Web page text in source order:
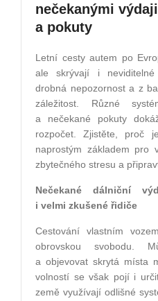
nečekanými
a pokuty
Letní cesty autem po
ale skrývají i
drobná nepozornost a z
záležitost. Různé
a nečekané pokuty
rozpočet. Zjistěte, proč
naprostým základem pro
zbytečného stresu a
Nečekané dálniční
i velmi zkušené řidiče
Cestování vlastním
obrovskou svobodu.
a objevovat skrytá místa
volností se však pojí i
země využívají odlišné